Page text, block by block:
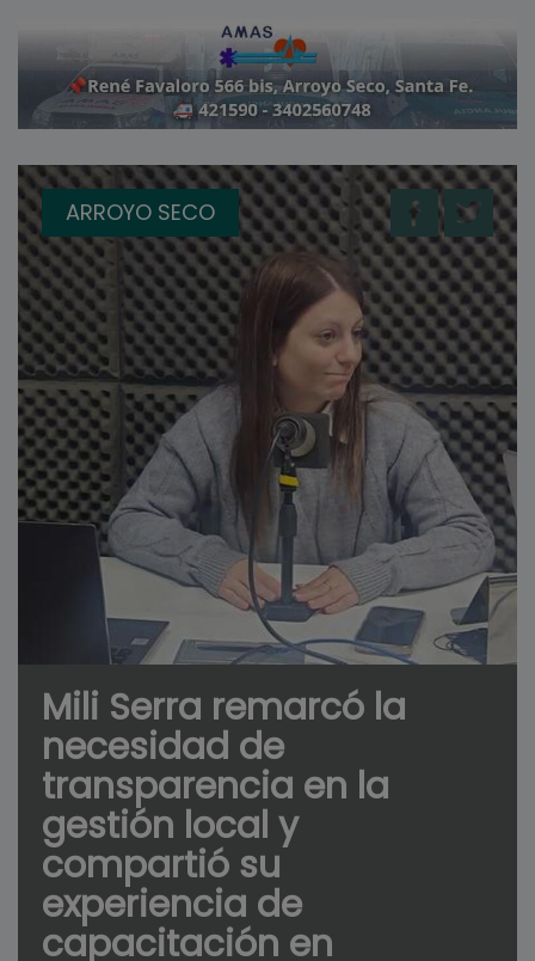
ARROYO SECO
Mili Serra remarcó la
necesidad de
transparencia en la
gestión local y
compartió su
experiencia de
capacitación en